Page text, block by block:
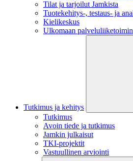
Tilat ja tarjoilut Jamkista
Tuotekehitys-, testaus- ja
Kielikeskus
Ulkomaan
Tutkimus ja kehitys
Tutkimus
Avoin tiede ja tutkimus
Jamkin julkaisut
TKI-projektit
Vastuullinen arviointi